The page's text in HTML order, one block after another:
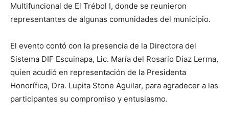
Multifuncional de El Trébol I, donde se reunieron
representantes de algunas comunidades del municipio.
El evento contó con la presencia de la Directora del
Sistema DIF Escuinapa, Lic. María del Rosario Díaz Lerma,
quien acudió en representación de la Presidenta
Honorífica, Dra. Lupita Stone Aguilar, para agradecer a las
participantes su compromiso y entusiasmo.